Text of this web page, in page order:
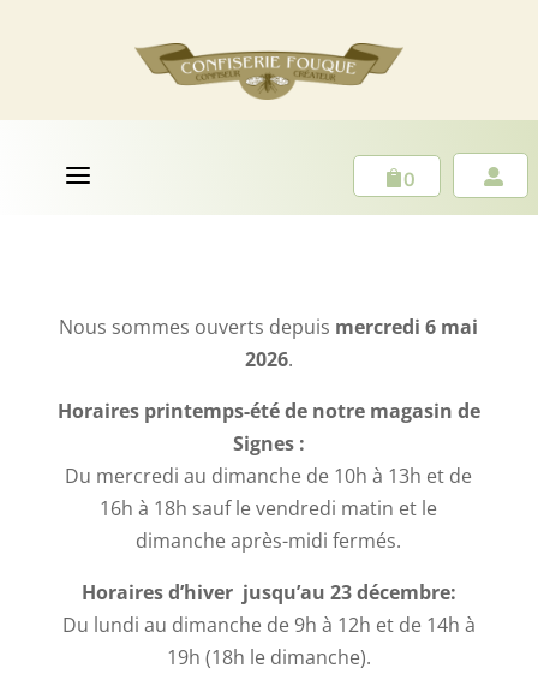
a 0 
Nous sommes ouverts depuis mercredi 6 mai
2026.
Horaires printemps-été de notre magasin de
Signes :
Du mercredi au dimanche de 10h à 13h et de
16h à 18h sauf le vendredi matin et le
dimanche après-midi fermés.
Horaires d’hiver jusqu’au 23 décembre:
Du lundi au dimanche de 9h à 12h et de 14h à
19h (18h le dimanche).